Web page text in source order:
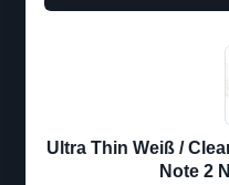
Ultra Thin Weiß /
Note 2